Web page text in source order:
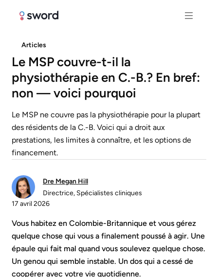
Articles
Le MSP couvre-t-il la
physiothérapie en C.-B.? En bref:
non — voici pourquoi
Le MSP ne couvre pas la physiothérapie pour la plupart
des résidents de la C.-B. Voici qui a droit aux
prestations, les limites à connaître, et les options de
financement.
Dre Megan Hill
Directrice, Spécialistes cliniques
17 avril 2026
Vous habitez en Colombie-Britannique et vous gérez
quelque chose qui vous a finalement poussé à agir. Une
épaule qui fait mal quand vous soulevez quelque chose.
Un genou qui semble instable. Un dos qui a cessé de
coopérer avec votre vie quotidienne.